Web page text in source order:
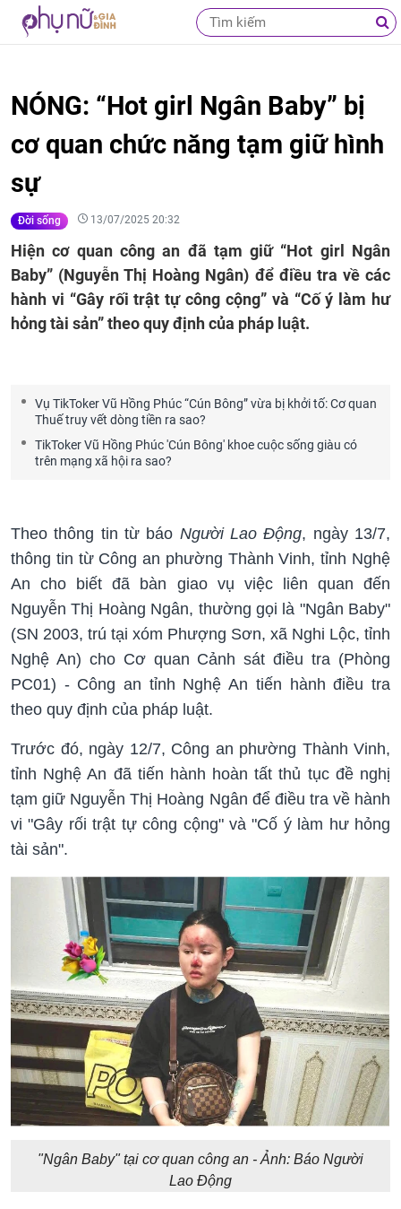
NÓNG: “Hot girl Ngân Baby” bị
cơ quan chức năng tạm giữ hình
sự
Đời sống 13/07/2025 20:32
Hiện cơ quan công an đã tạm giữ “Hot girl Ngân
Baby” (Nguyễn Thị Hoàng Ngân) để điều tra về các
hành vi “Gây rối trật tự công cộng” và “Cố ý làm hư
hỏng tài sản” theo quy định của pháp luật.
Vụ TikToker Vũ Hồng Phúc “Cún Bông” vừa bị khởi tố: Cơ quan
Thuế truy vết dòng tiền ra sao?
TikToker Vũ Hồng Phúc 'Cún Bông' khoe cuộc sống giàu có
trên mạng xã hội ra sao?
Theo thông tin từ báo Người Lao Động, ngày 13/7,
thông tin từ Công an phường Thành Vinh, tỉnh Nghệ
An cho biết đã bàn giao vụ việc liên quan đến
Nguyễn Thị Hoàng Ngân, thường gọi là "Ngân Baby"
(SN 2003, trú tại xóm Phượng Sơn, xã Nghi Lộc, tỉnh
Nghệ An) cho Cơ quan Cảnh sát điều tra (Phòng
PC01) - Công an tỉnh Nghệ An tiến hành điều tra
theo quy định của pháp luật.
Trước đó, ngày 12/7, Công an phường Thành Vinh,
tỉnh Nghệ An đã tiến hành hoàn tất thủ tục đề nghị
tạm giữ Nguyễn Thị Hoàng Ngân để điều tra về hành
vi "Gây rối trật tự công cộng" và "Cố ý làm hư hỏng
tài sản".
"Ngân Baby" tại cơ quan công an - Ảnh: Báo Người
Lao Động